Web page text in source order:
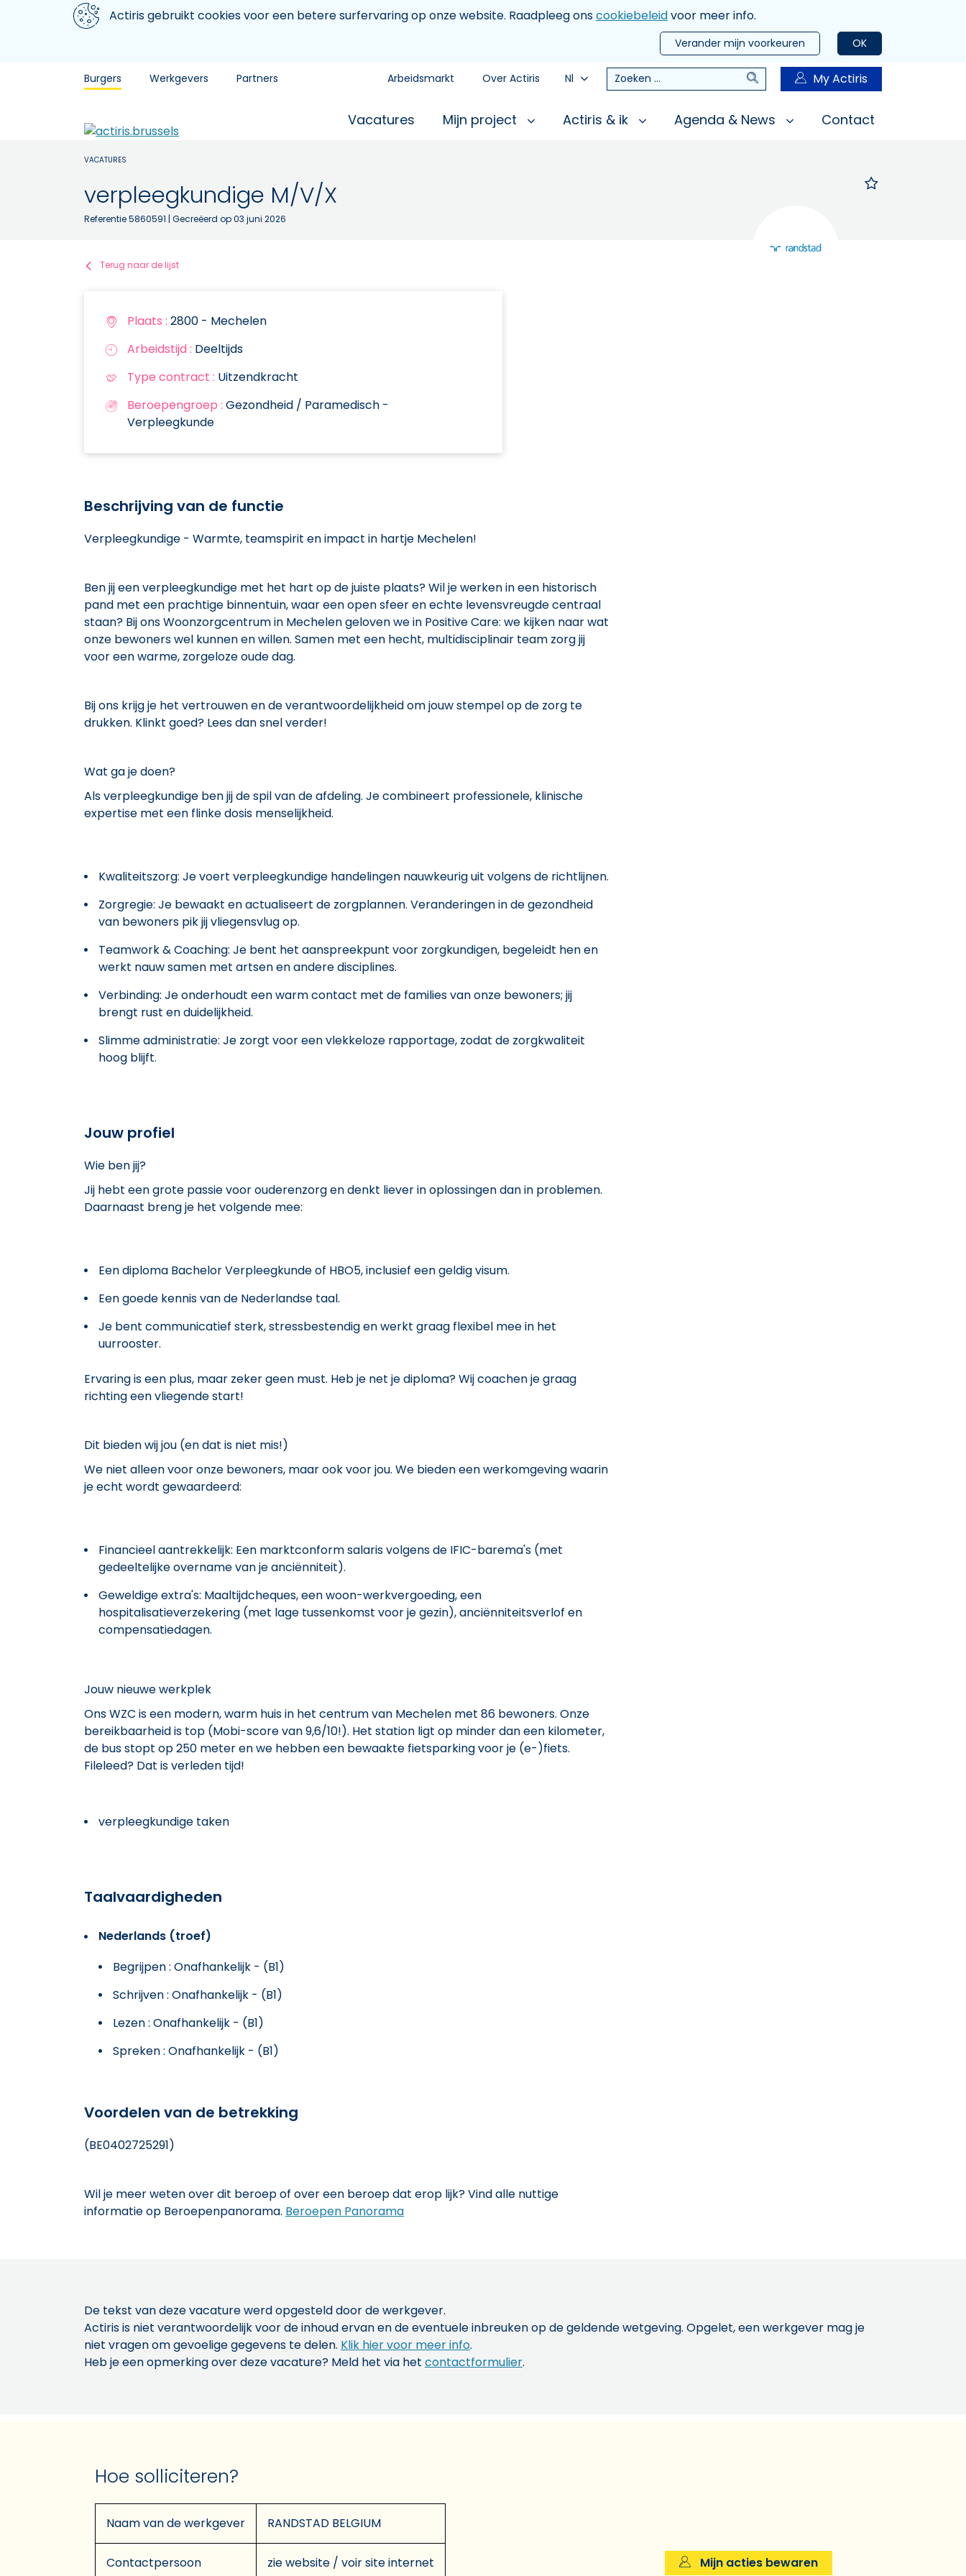
Aller au contenu principal
We gebruiken cookiesActiris gebruikt cookies voor een betere surfervaring op onze website. Raadpleeg onscookiebeleidvoor meer info.
OK
Verander mijn voorkeuren
Burgers Werkgevers Partners Arbeidsmarkt Over Actiris Nl Zoeken Zoeken My Actiris
Vacatures Mijn project Actiris & ik Agenda & News Contact
VACATURES
verpleegkundige M/V/X
Referentie 5860591 | Gecreëerd op 03 juni 2026
Terug naar de lijst
Plaats : 2800 - Mechelen
Arbeidstijd : Deeltijds
Type contract : Uitzendkracht
Beroepengroep : Gezondheid / Paramedisch -
Verpleegkunde
Beschrijving van de functie
Verpleegkundige - Warmte, teamspirit en impact in hartje Mechelen!
Ben jij een verpleegkundige met het hart op de juiste plaats? Wil je werken in een historisch
pand met een prachtige binnentuin, waar een open sfeer en echte levensvreugde centraal
staan? Bij ons Woonzorgcentrum in Mechelen geloven we in Positive Care: we kijken naar wat
onze bewoners wel kunnen en willen. Samen met een hecht, multidisciplinair team zorg jij
voor een warme, zorgeloze oude dag.
Bij ons krijg je het vertrouwen en de verantwoordelijkheid om jouw stempel op de zorg te
drukken. Klinkt goed? Lees dan snel verder!
Wat ga je doen?
Als verpleegkundige ben jij de spil van de afdeling. Je combineert professionele, klinische
expertise met een flinke dosis menselijkheid.
Kwaliteitszorg: Je voert verpleegkundige handelingen nauwkeurig uit volgens de richtlijnen.
Zorgregie: Je bewaakt en actualiseert de zorgplannen. Veranderingen in de gezondheid
van bewoners pik jij vliegensvlug op.
Teamwork & Coaching: Je bent het aanspreekpunt voor zorgkundigen, begeleidt hen en
werkt nauw samen met artsen en andere disciplines.
Verbinding: Je onderhoudt een warm contact met de families van onze bewoners; jij
brengt rust en duidelijkheid.
Slimme administratie: Je zorgt voor een vlekkeloze rapportage, zodat de zorgkwaliteit
hoog blijft.
Jouw profiel
Wie ben jij?
Jij hebt een grote passie voor ouderenzorg en denkt liever in oplossingen dan in problemen.
Daarnaast breng je het volgende mee:
Een diploma Bachelor Verpleegkunde of HBO5, inclusief een geldig visum.
Een goede kennis van de Nederlandse taal.
Je bent communicatief sterk, stressbestendig en werkt graag flexibel mee in het
uurrooster.
Ervaring is een plus, maar zeker geen must. Heb je net je diploma? Wij coachen je graag
richting een vliegende start!
Dit bieden wij jou (en dat is niet mis!)
We niet alleen voor onze bewoners, maar ook voor jou. We bieden een werkomgeving waarin
je echt wordt gewaardeerd:
Financieel aantrekkelijk: Een marktconform salaris volgens de IFIC-barema's (met
gedeeltelijke overname van je anciënniteit).
Geweldige extra's: Maaltijdcheques, een woon-werkvergoeding, een
hospitalisatieverzekering (met lage tussenkomst voor je gezin), anciënniteitsverlof en
compensatiedagen.
Jouw nieuwe werkplek
Ons WZC is een modern, warm huis in het centrum van Mechelen met 86 bewoners. Onze
bereikbaarheid is top (Mobi-score van 9,6/10!). Het station ligt op minder dan een kilometer,
de bus stopt op 250 meter en we hebben een bewaakte fietsparking voor je (e-)fiets.
Fileleed? Dat is verleden tijd!
verpleegkundige taken
Taalvaardigheden
Nederlands (troef)
Begrijpen : Onafhankelijk - (B1)
Schrijven : Onafhankelijk - (B1)
Lezen : Onafhankelijk - (B1)
Spreken : Onafhankelijk - (B1)
Voordelen van de betrekking
(BE0402725291)
Wil je meer weten over dit beroep of over een beroep dat erop lijk? Vind alle nuttige
informatie op Beroepenpanorama. Beroepen Panorama
De tekst van deze vacature werd opgesteld door de werkgever.
Actiris is niet verantwoordelijk voor de inhoud ervan en de eventuele inbreuken op de geldende wetgeving. Opgelet, een werkgever mag je
niet vragen om gevoelige gegevens te delen. Klik hier voor meer info.
Heb je een opmerking over deze vacature? Meld het via het contactformulier.
Hoe solliciteren?
Naam van de werkgever RANDSTAD BELGIUM
Contactpersoon zie website / voir site internet Mijn acties bewaren